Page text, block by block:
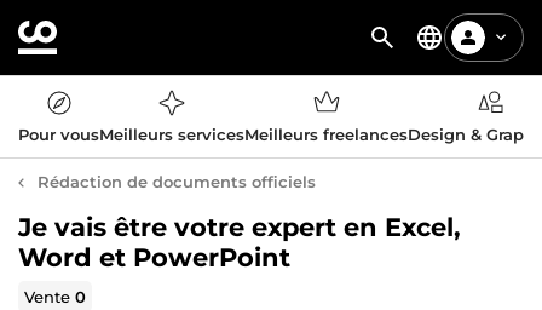
Pour vousMeilleurs servicesMeilleurs freelancesDesign &
Rédaction de documents officiels
Je vais être votre expert en Excel,
Word et PowerPoint
Vente0